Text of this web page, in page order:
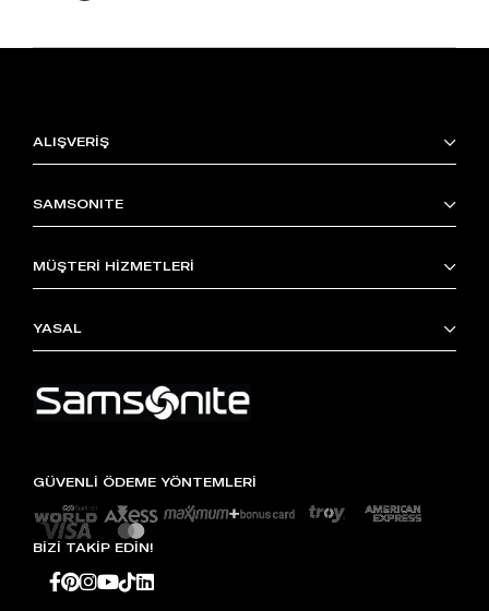
ALIŞVERİŞ
SAMSONITE
MÜŞTERİ HİZMETLERİ
YASAL
GÜVENLİ ÖDEME YÖNTEMLERİ
BİZİ TAKİP EDİN!